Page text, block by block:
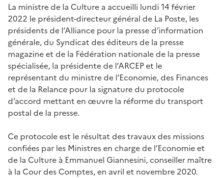
La ministre de la Culture a accueilli lundi 14 février
2022 le président-directeur général de La Poste, les
présidents de l’Alliance pour la presse d’information
générale, du Syndicat des éditeurs de la presse
magazine et de la Fédération nationale de la presse
spécialisée, la présidente de l’ARCEP et le
représentant du ministre de l’Economie, des Finances
et de la Relance pour la signature du protocole
d’accord mettant en œuvre la réforme du transport
postal de la presse.
Ce protocole est le résultat des travaux des missions
confiées par les Ministres en charge de l’Economie et
de la Culture à Emmanuel Giannesini, conseiller maître
à la Cour des Comptes, en avril et novembre 2020.